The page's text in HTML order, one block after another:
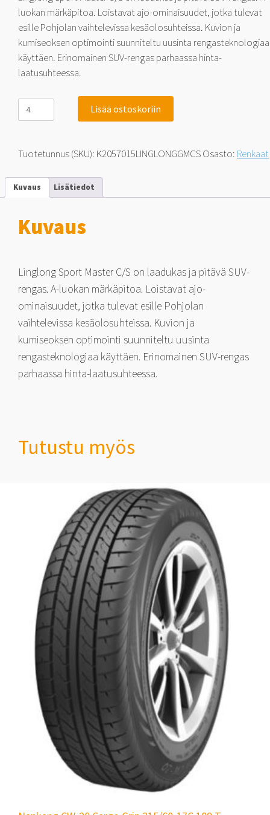
luokan märkäpitoa. Loistavat ajo-ominaisuudet, jotka tulevat
esille Pohjolan vaihtelevissa kesäolosuhteissa. Kuvion ja
kumiseoksen optimointi suunniteltu uusinta rengasteknologiaa
käyttäen. Erinomainen SUV-rengas parhaassa hinta-
laatusuhteessa.
Linglong
Sport
Master
15
määrä
Lisää ostoskoriin
Tuotetunnus (SKU): K2057015LINGLONGGMCSOsasto: Renkaat
Kuvaus Lisätiedot
Kuvaus
Linglong Sport Master C/S on laadukas ja pitävä SUV-
rengas. A-luokan märkäpitoa. Loistavat ajo-
ominaisuudet, jotka tulevat esille Pohjolan
vaihtelevissa kesäolosuhteissa. Kuvion ja
kumiseoksen optimointi suunniteltu uusinta
rengasteknologiaa käyttäen. Erinomainen SUV-rengas
parhaassa hinta-laatusuhteessa.
Tutustu myös